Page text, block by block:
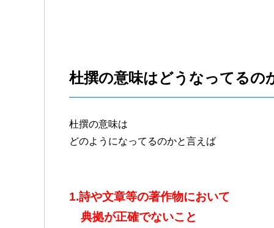
杜撰の意味はどうなってるの
杜撰の意味は
どのようになってるのかと言えば
1.詩や文章等の著作物において
典拠が正確でないこと